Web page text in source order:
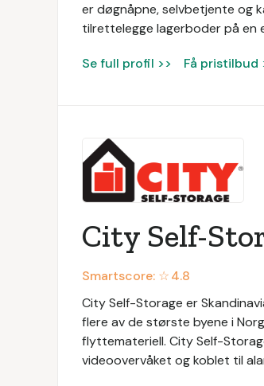
er døgnåpne, selvbetjente og
tilrettelegge lagerboder på en
Se full profil >> Få pristilbud
City Self-
Smartscore: ☆4.8
City Self-Storage er
flere av de største byene i
flyttemateriell. City Self-
videoovervåket og koblet til